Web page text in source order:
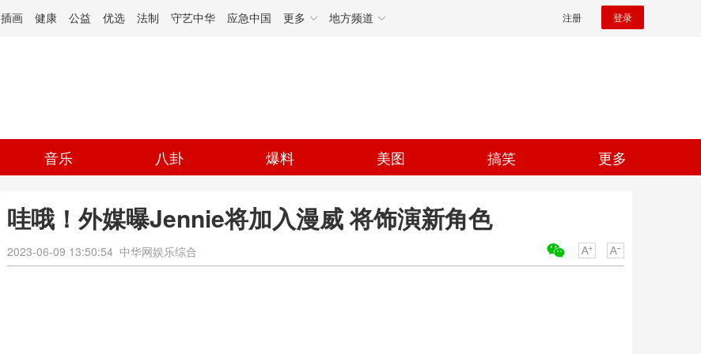
插画 健康 公益 优选 法制 守艺中华 应急中国 更多 地方频道 注册 登录
音乐 八卦 爆料 美图 搞笑 更多
哇哦！外媒曝Jennie将加入漫威 将饰演新角色
2023-06-09 13:50:54 中华网娱乐综合